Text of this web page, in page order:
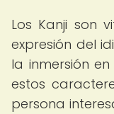
Los Kanji son
expresión del
la inmersión
estos
persona